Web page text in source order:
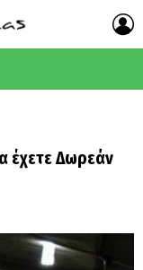
έχετε Δωρεάν